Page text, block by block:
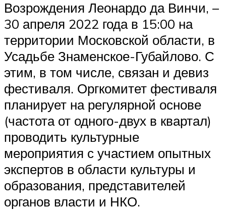
Возрождения Леонардо да Винчи, –
30 апреля 2022 года в 15:00 на
территории Московской области, в
Усадьбе Знаменское-Губайлово. С
этим, в том числе, связан и девиз
фестиваля. Оргкомитет фестиваля
планирует на регулярной основе
(частота от одного-двух в квартал)
проводить культурные
мероприятия с участием опытных
экспертов в области культуры и
образования, представителей
органов власти и НКО.